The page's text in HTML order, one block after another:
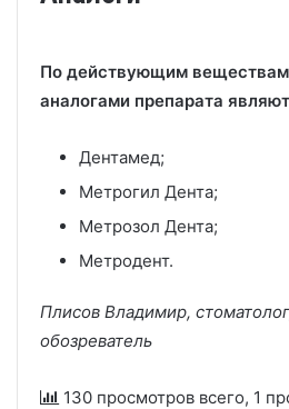
По действующим
аналогами препарата
Дентамед;
Метрогил Дента;
Метрозол Дента;
Метродент.
Плисов Владимир,
обозреватель
130 просмотров всего, 1